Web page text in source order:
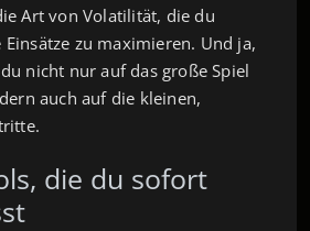
Art von Volatilität, die du
zu maximieren. Und ja,
nicht nur auf das große Spiel
auch auf die kleinen,
die du sofort